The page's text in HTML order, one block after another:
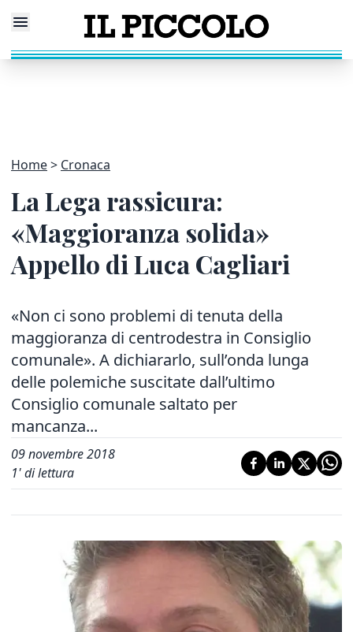
Home Cronaca
La Lega rassicura:
«Maggioranza solida»
Appello di Luca Cagliari
«Non ci sono problemi di tenuta della
maggioranza di centrodestra in Consiglio
comunale». A dichiararlo, sull’onda lunga
delle polemiche suscitate dall’ultimo
Consiglio comunale saltato per
mancanza...
09 novembre 2018
1' di lettura